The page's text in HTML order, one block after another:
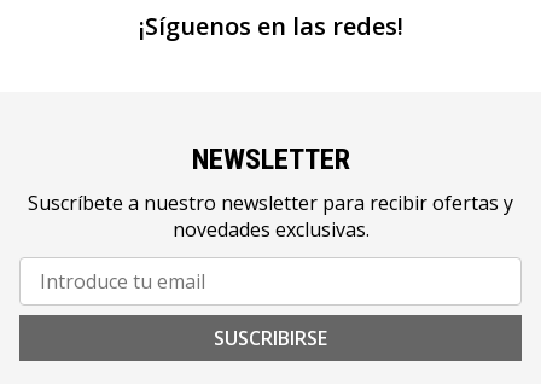
¡Síguenos en las redes!
NEWSLETTER
Suscríbete a nuestro newsletter para recibir ofertas y
novedades exclusivas.
SUSCRIBIRSE